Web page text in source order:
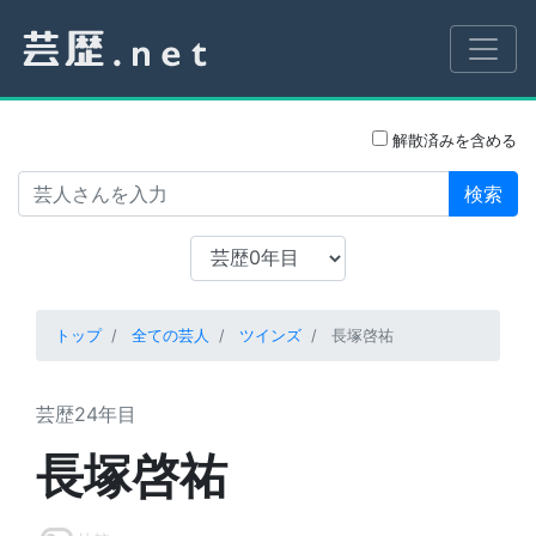
解散済みを含める
検索
トップ 全ての芸人 ツインズ 長塚啓祐
芸歴24年目
長塚啓祐